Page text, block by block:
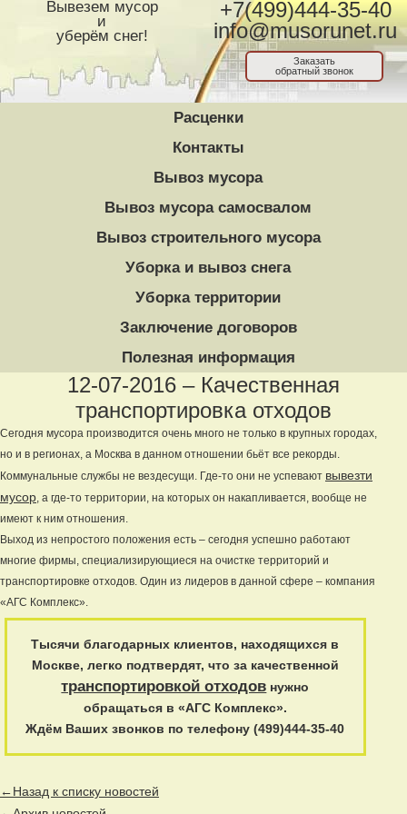
Вывезем мусор
и
уберём снег!
+7(499)444-35-40
info@musorunet.ru
Заказать
обратный звонок
Расценки
Контакты
Вывоз мусора
Вывоз мусора самосвалом
Вывоз строительного мусора
Уборка и вывоз снега
Уборка территории
Заключение договоров
Полезная информация
12-07-2016 – Качественная
транспортировка отходов
Сегодня мусора производится очень много не только в крупных городах,
но и в регионах, а Москва в данном отношении бьёт все рекорды.
Коммунальные службы не вездесущи. Где-то они не успевают вывезти
мусор, а где-то территории, на которых он накапливается, вообще не
имеют к ним отношения.
Выход из непростого положения есть – сегодня успешно работают
многие фирмы, специализирующиеся на очистке территорий и
транспортировке отходов. Один из лидеров в данной сфере – компания
«АГС Комплекс».
Тысячи благодарных клиентов, находящихся в
Москве, легко подтвердят, что за качественной
транспортировкой отходов нужно
обращаться в «АГС Комплекс».
Ждём Ваших звонков по телефону (499)444-35-40
←Назад к списку новостей